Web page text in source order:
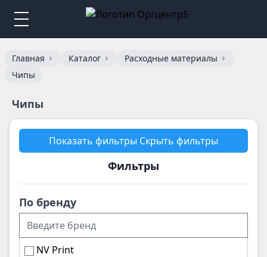
Главная Каталог
Расходные материалы
Чипы
Чипы
Показать фильтры Скрыть фильтры
Фильтры
По бренду
NV Print